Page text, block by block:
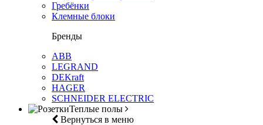
Гребёнки
Клемные блоки
Бренды
ABB
LEGRAND
DEKraft
HAGER
SCHNEIDER ELECTRIC
Теплые полы
Вернуться в меню